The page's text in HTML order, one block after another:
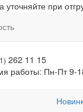
при
262 11 15
работы: Пн-Пт 9-